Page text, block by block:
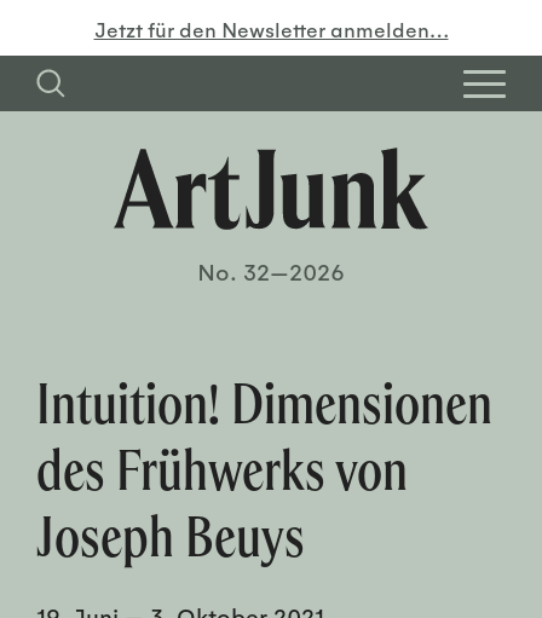
Jetzt für den Newsletter anmelden…
No. 32—2026
Intuition! Dimensionen
des Frühwerks von
Joseph Beuys